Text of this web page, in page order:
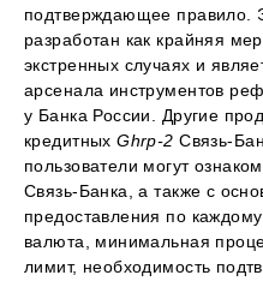
подтверждающее правило.
разработан как крайняя
экстренных случаях и
арсенала инструментов
у Банка России. Другие
кредитныхGhrp-2 Связь-
пользователи могут
Связь-Банка, а также с
предоставления по
валюта, минимальная
лимит, необходимость